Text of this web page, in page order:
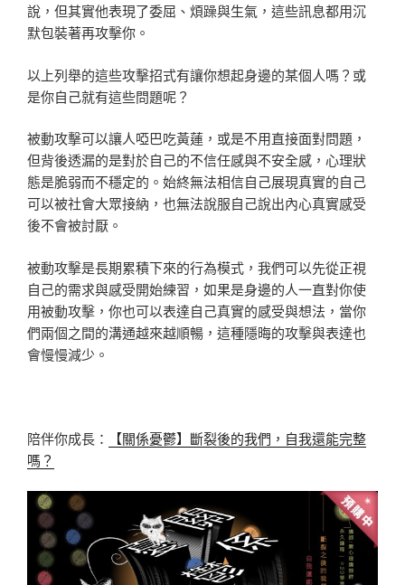
說，但其實他表現了委屈、煩躁與生氣，這些訊息都用沉
默包裝著再攻擊你。
以上列舉的這些攻擊招式有讓你想起身邊的某個人嗎？或
是你自己就有這些問題呢？
被動攻擊可以讓人啞巴吃黃蓮，或是不用直接面對問題，
但背後透漏的是對於自己的不信任感與不安全感，心理狀
態是脆弱而不穩定的。始終無法相信自己展現真實的自己
可以被社會大眾接納，也無法說服自己說出內心真實感受
後不會被討厭。
被動攻擊是長期累積下來的行為模式，我們可以先從正視
自己的需求與感受開始練習，如果是身邊的人一直對你使
用被動攻擊，你也可以表達自己真實的感受與想法，當你
們兩個之間的溝通越來越順暢，這種隱晦的攻擊與表達也
會慢慢減少。
陪伴你成長：
【關係憂鬱】斷裂後的我們，自我還能完整
嗎？